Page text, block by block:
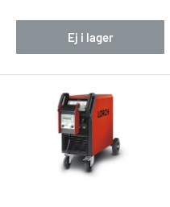
Ej i lager